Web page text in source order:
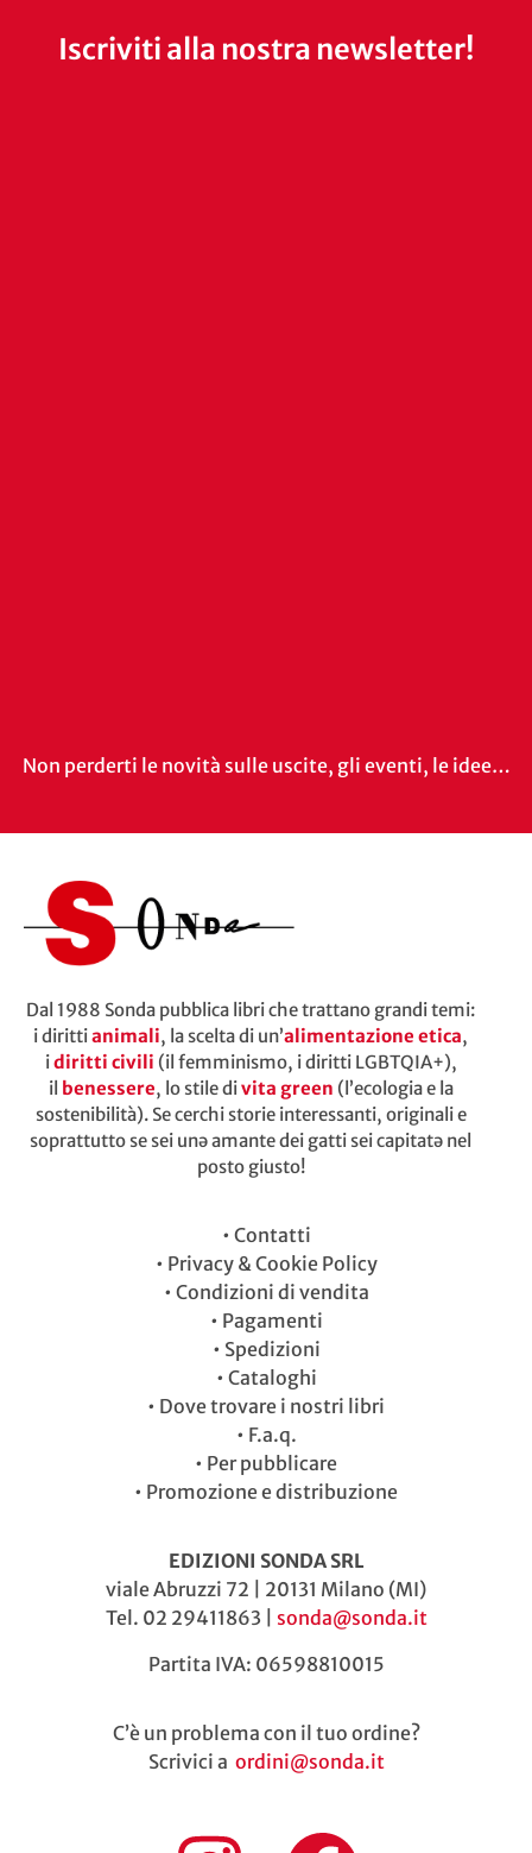
Iscriviti alla nostra newsletter!
Non perderti le novità sulle uscite, gli eventi, le idee…
Dal 1988 Sonda pubblica libri che trattano grandi temi:
i dirittianimali, la scelta di un’alimentazione etica,
idiritti civili (il femminismo, i diritti LGBTQIA+),
il benessere, lo stile divita green (l’ecologia e la
sostenibilità). Se cerchi storie interessanti, originali e
soprattutto se sei unə amante dei gatti sei capitatə nel
posto giusto!
• Contatti
• Privacy & Cookie Policy
• Condizioni di vendita
• Pagamenti
• Spedizioni
• Cataloghi
• Dove trovare i nostri libri
• F.a.q.
• Per pubblicare
• Promozione e distribuzione
EDIZIONI SONDA SRL
viale Abruzzi 72 | 20131 Milano (MI)
Tel. 02 29411863 | sonda@sonda.it
Partita IVA: 06598810015
C’è un problema con il tuo ordine?
Scrivici a ordini@sonda.it